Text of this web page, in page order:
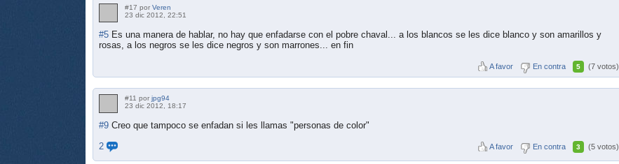
#17 por Veren
23 dic 2012, 22:51
#5 Es una manera de hablar, no hay que enfadarse con el pobre chaval... a los blancos se les dice blanco y son amarillos y
rosas, a los negros se les dice negros y son marrones... en fin
A favor En contra 5 (7 votos)
#11 por jpg94
23 dic 2012, 18:17
#9 Creo que tampoco se enfadan si les llamas "personas de color"
2
A favor En contra 3 (5 votos)